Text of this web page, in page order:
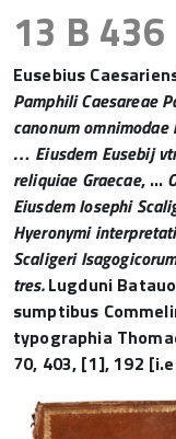
13 B 436
Eusebius
Pamphili Caesareae
canonum
… Eiusdem Eusebij
reliquiae Graecae, …
Eiusdem Iosephi
Hyeronymi
Scaligeri
tres.Lugduni
sumptibus
typographia
70, 403, [1], 192